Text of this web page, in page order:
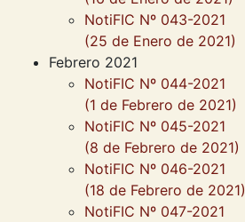
NotiFIC Nº 043-2021
(25 de Enero de 2021)
Febrero 2021
NotiFIC Nº 044-2021
(1 de Febrero de 2021)
NotiFIC Nº 045-2021
(8 de Febrero de 2021)
NotiFIC Nº 046-2021
(18 de Febrero de 2021)
NotiFIC Nº 047-2021